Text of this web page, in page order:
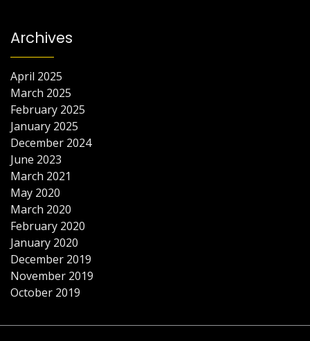
Archives
April 2025
March 2025
February 2025
January 2025
December 2024
June 2023
March 2021
May 2020
March 2020
February 2020
January 2020
December 2019
November 2019
October 2019